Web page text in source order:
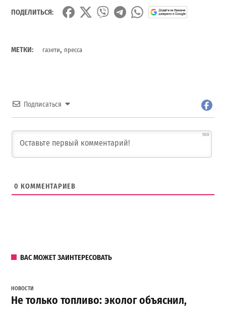
ПОДЕЛИТЬСЯ:
МЕТКИ: газети, пресса
Подписаться
500
0 КОММЕНТАРИЕВ
ВАС МОЖЕТ ЗАИНТЕРЕСОВАТЬ
НОВОСТИ
Не только топливо: эколог объяснил,